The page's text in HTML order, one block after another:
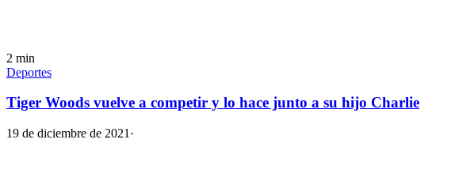
2 min
Deportes
Tiger Woods vuelve a competir y lo hace junto a su hijo Charlie
19 de diciembre de 2021 ·